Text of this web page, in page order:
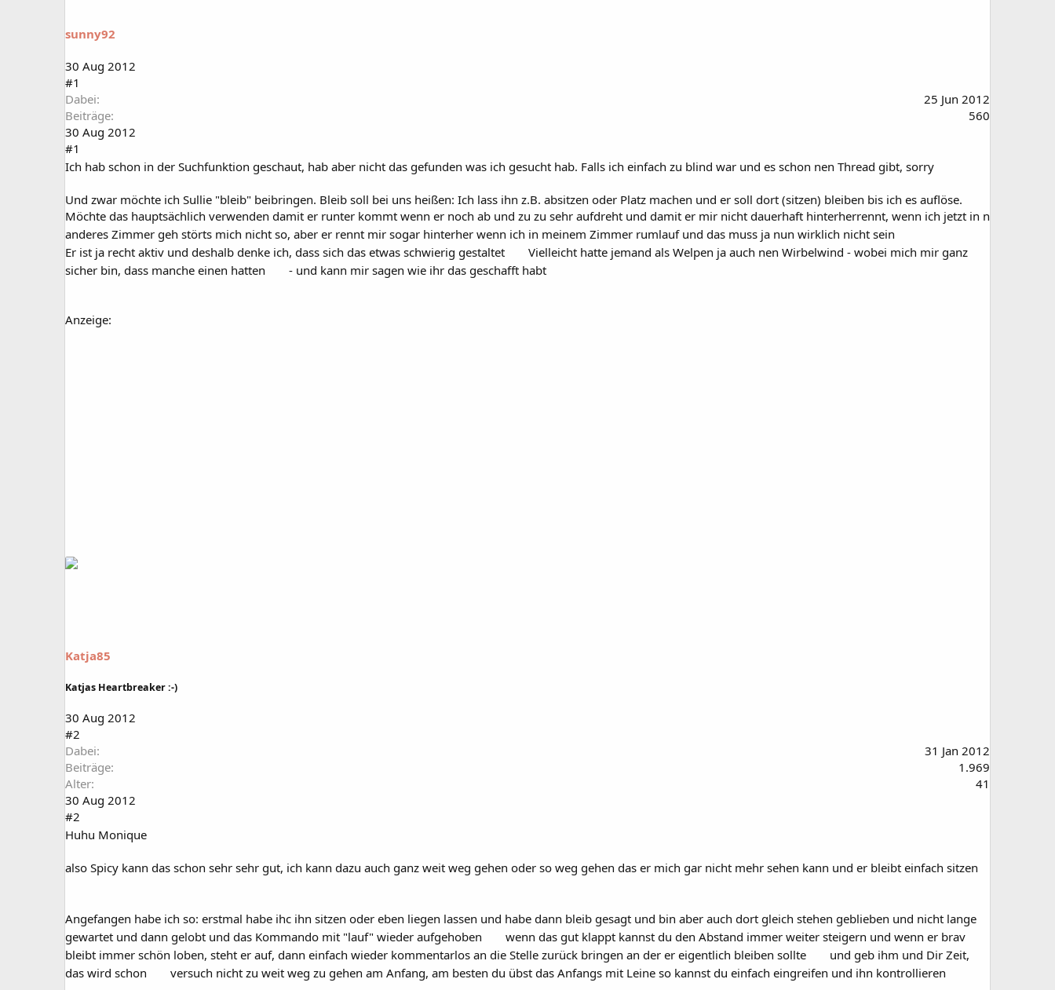
t
r
sunny92
30 Aug 2012
#1
Dabei
25 Jun 2012
Beiträge
560
30 Aug 2012
#1
Ich hab schon in der Suchfunktion geschaut, hab aber nicht das gefunden was ich gesucht hab. Falls ich einfach zu blind war und es schon nen Thread gibt, sorry
Und zwar möchte ich Sullie "bleib" beibringen. Bleib soll bei uns heißen: Ich lass ihn z.B. absitzen oder Platz machen und er soll dort (sitzen) bleiben bis ich es auflöse.
Möchte das hauptsächlich verwenden damit er runter kommt wenn er noch ab und zu zu sehr aufdreht und damit er mir nicht dauerhaft hinterherrennt, wenn ich jetzt in n
anderes Zimmer geh störts mich nicht so, aber er rennt mir sogar hinterher wenn ich in meinem Zimmer rumlauf und das muss ja nun wirklich nicht sein
Er ist ja recht aktiv und deshalb denke ich, dass sich das etwas schwierig gestaltet
Vielleicht hatte jemand als Welpen ja auch nen Wirbelwind - wobei mich mir ganz
sicher bin, dass manche einen hatten
- und kann mir sagen wie ihr das geschafft habt
Anzeige:
Katja85
Katjas Heartbreaker :-)
30 Aug 2012
#2
Dabei
31 Jan 2012
Beiträge
1.969
Alter
41
30 Aug 2012
#2
Huhu Monique
also Spicy kann das schon sehr sehr gut, ich kann dazu auch ganz weit weg gehen oder so weg gehen das er mich gar nicht mehr sehen kann und er bleibt einfach sitzen
Angefangen habe ich so: erstmal habe ihc ihn sitzen oder eben liegen lassen und habe dann bleib gesagt und bin aber auch dort gleich stehen geblieben und nicht lange
gewartet und dann gelobt und das Kommando mit "lauf" wieder aufgehoben
wenn das gut klappt kannst du den Abstand immer weiter steigern und wenn er brav
bleibt immer schön loben, steht er auf, dann einfach wieder kommentarlos an die Stelle zurück bringen an der er eigentlich bleiben sollte
und geb ihm und Dir Zeit,
das wird schon
versuch nicht zu weit weg zu gehen am Anfang, am besten du übst das Anfangs mit Leine so kannst du einfach eingreifen und ihn kontrollieren